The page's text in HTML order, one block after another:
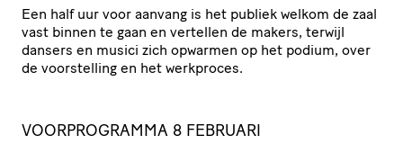
Een half uur voor aanvang is het publiek welkom de zaal
vast binnen te gaan en vertellen de makers, terwijl
dansers en musici zich opwarmen op het podium, over
de voorstelling en het werkproces.
VOORPROGRAMMA 8 FEBRUARI